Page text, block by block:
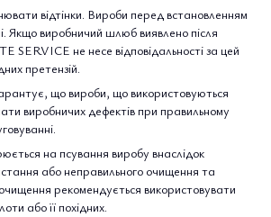
відтінки. Вироби перед встановленням
Якщо виробничий шлюб виявлено після
SERVICE не несе відповідальності за цей
претензій.
що вироби, що використовуються
виробничих дефектів при правильному
на псування виробу внаслідок
або неправильного очищення та
рекомендується використовувати
або її похідних.